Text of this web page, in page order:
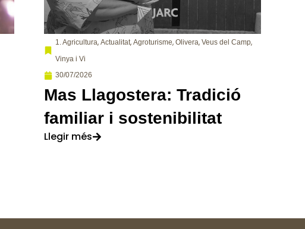
1. Agricultura, Actualitat, Agroturisme, Olivera, Veus del Camp,
Vinya i Vi
30/07/2026
Mas Llagostera: Tradició
familiar i sostenibilitat
Llegir més